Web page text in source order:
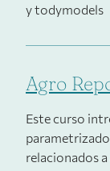
y todymodels
Agro
Este curso
relacionados